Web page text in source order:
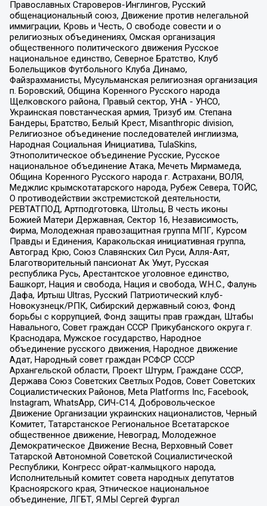
Православных Староверов-Инглингов, Русский
общенациональный союз, Движение против нелегальной
иммиграции, Кровь и Честь, О свободе совести и о
религиозных объединениях, Омская организация
общественного политического движения Русское
национальное единство, Северное Братство, Клуб
Болельщиков Футбольного Клуба Динамо,
Файзрахманисты, Мусульманская религиозная организация
п. Боровский, Община Коренного Русского народа
Щелковского района, Правый сектор, УНА - УНСО,
Украинская повстанческая армия, Тризуб им. Степана
Бандеры, Братство, Белый Крест, Misanthropic division,
Религиозное объединение последователей инглиизма,
Народная Социальная Инициатива, TulaSkins,
Этнополитическое объединение Русские, Русское
национальное объединение Атака, Мечеть Мирмамеда,
Община Коренного Русского народа г. Астрахани, ВОЛЯ,
Меджлис крымскотатарского народа, Рубеж Севера, ТОЙС,
О противодействии экстремистской деятельности,
РЕВТАТПОД, Артподготовка, Штольц, В честь иконы
Божией Матери Державная, Сектор 16, Независимость,
Фирма, Молодежная правозащитная группа МПГ, Курсом
Правды и Единения, Каракольская инициативная группа,
Автоград Крю, Союз Славянских Сил Руси, Алля-Аят,
Благотворительный пансионат Ак Умут, Русская
республика Русь, Арестантское уголовное единство,
Башкорт, Нация и свобода, Нация и свобода, W.H.С., Фалунь
Дафа, Иртыш Ultras, Русский Патриотический клуб-
Новокузнецк/РПК, Сибирский державный союз, Фонд
борьбы с коррупцией, Фонд защиты прав граждан, Штабы
Навального, Совет граждан СССР Прикубанского округа г.
Краснодара, Мужское государство, Народное
объединение русского движения, Народное движение
Адат, Народный совет граждан РСФСР СССР
Архангельской области, Проект Штурм, Граждане СССР,
Держава Союз Советских Светлых Родов, Совет Советских
Социалистических Районов, Meta Platforms Inc, Facebook,
Instagram, WhatsApp, СИЧ-С14, Добровольческое
Движение Организации украинских националистов, Черный
Комитет, Татарстанское Региональное Всетатарское
общественное движение, Невоград, Молодежное
Демократическое Движение Весна, Верховный Совет
Татарской Автономной Советской Социалистической
Республики, Конгресс ойрат-калмыцкого народа,
Исполнительный комитет совета народных депутатов
Красноярского края, Этническое национальное
объединение, ЛГБТ, Я.МЫ Сергей Фургал